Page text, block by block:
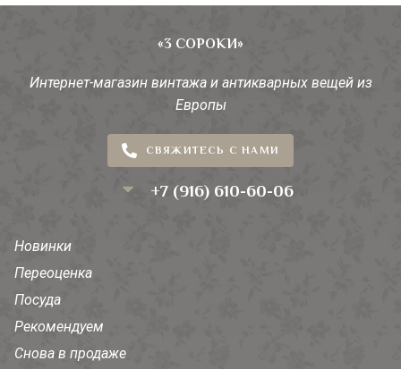
«3 СОРОКИ»
Интернет-магазин винтажа и антикварных вещей из
Европы
СВЯЖИТЕСЬ С НАМИ
+7 (916) 610-60-06
Новинки
Переоценка
Посуда
Рекомендуем
Снова в продаже